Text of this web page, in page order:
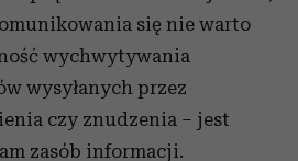
się nie warto
wychwytywania
wysyłanych przez
czy znudzenia – jest
zasób informacji.